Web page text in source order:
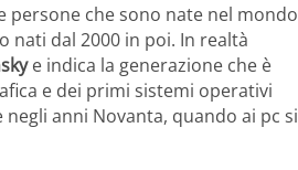
persone che sono nate nel mondo
nati dal 2000 in poi. In realtà
e indica la generazione che è
e dei primi sistemi operativi
anni Novanta, quando ai pc si